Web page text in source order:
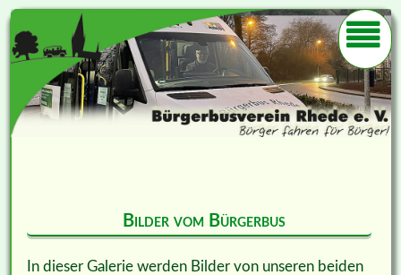
Bilder vom Bürgerbus
In dieser Galerie werden Bilder von unseren beiden